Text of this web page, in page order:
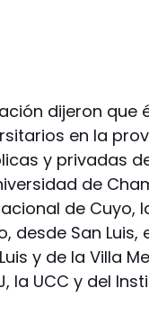
dijeron que
en la
y privadas
de
de Cuyo,
desde San
y de la Villa
la UCC y del